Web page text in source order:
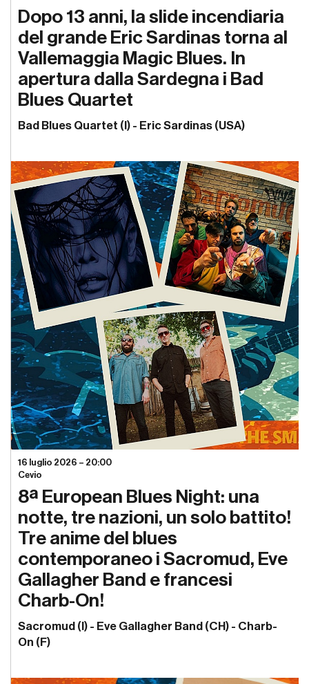
Dopo 13 anni, la slide incendiaria
del grande Eric Sardinas torna al
Vallemaggia Magic Blues. In
apertura dalla Sardegna i Bad
Blues Quartet
Bad Blues Quartet (I) - Eric Sardinas (USA)
16 luglio 2026 – 20:00
Cevio
8ª European Blues Night: una
notte, tre nazioni, un solo battito!
Tre anime del blues
contemporaneo i Sacromud, Eve
Gallagher Band e francesi
Charb-On!
Sacromud (I) - Eve Gallagher Band (CH) - Charb-
On (F)